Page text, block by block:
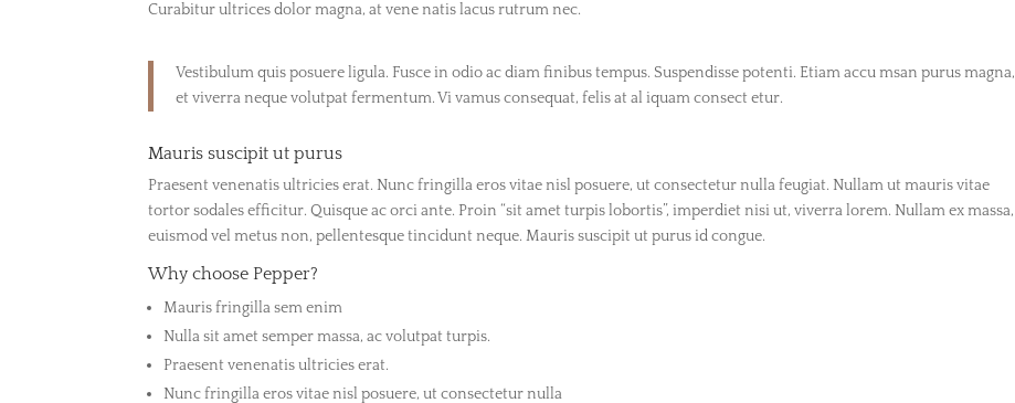
Curabitur ultrices dolor magna, at vene natis lacus rutrum nec.
Vestibulum quis posuere ligula. Fusce in odio ac diam finibus tempus. Suspendisse potenti. Etiam accu msan purus magna,
et viverra neque volutpat fermentum. Vi vamus consequat, felis at al iquam consect etur.
Mauris suscipit ut purus
Praesent venenatis ultricies erat. Nunc fringilla eros vitae nisl posuere, ut consectetur nulla feugiat. Nullam ut mauris vitae
tortor sodales efficitur. Quisque ac orci ante. Proin “sit amet turpis lobortis”, imperdiet nisi ut, viverra lorem. Nullam ex massa,
euismod vel metus non, pellentesque tincidunt neque. Mauris suscipit ut purus id congue.
Why choose Pepper?
Mauris fringilla sem enim
Nulla sit amet semper massa, ac volutpat turpis.
Praesent venenatis ultricies erat.
Nunc fringilla eros vitae nisl posuere, ut consectetur nulla